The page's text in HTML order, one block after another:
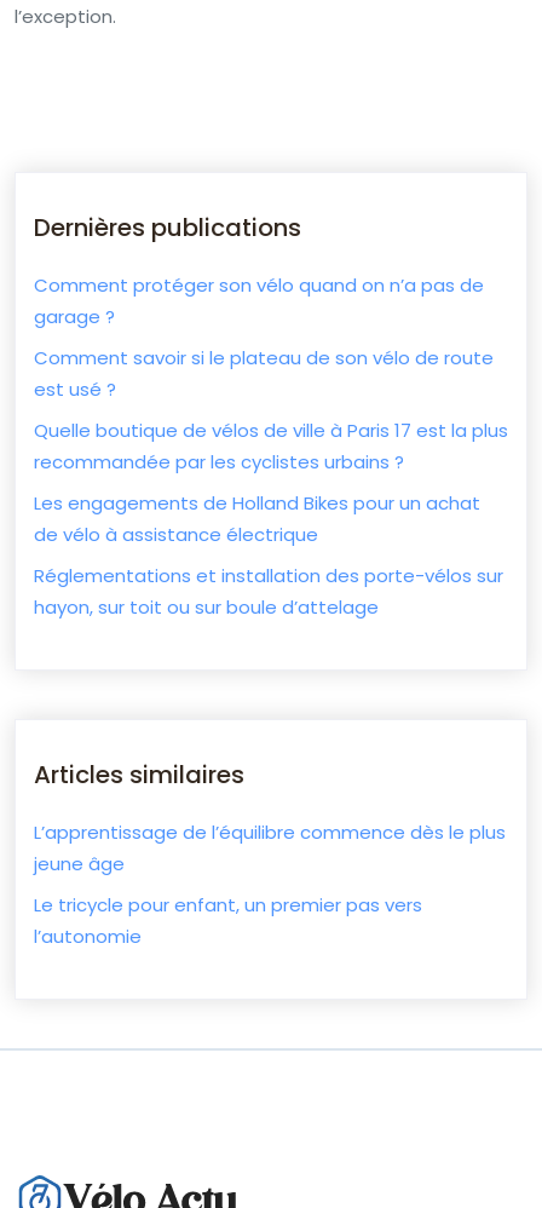
l’exception.
Dernières publications
Comment protéger son vélo quand on n’a pas de
garage ?
Comment savoir si le plateau de son vélo de route
est usé ?
Quelle boutique de vélos de ville à Paris 17 est la plus
recommandée par les cyclistes urbains ?
Les engagements de Holland Bikes pour un achat
de vélo à assistance électrique
Réglementations et installation des porte-vélos sur
hayon, sur toit ou sur boule d’attelage
Articles similaires
L’apprentissage de l’équilibre commence dès le plus
jeune âge
Le tricycle pour enfant, un premier pas vers
l’autonomie